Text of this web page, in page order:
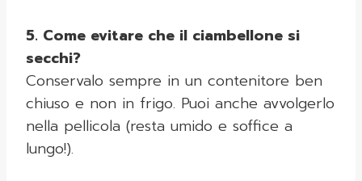
5. Come evitare che il ciambellone si
secchi?
Conservalo sempre in un contenitore ben
chiuso e non in frigo. Puoi anche avvolgerlo
nella pellicola (resta umido e soffice a
lungo!).